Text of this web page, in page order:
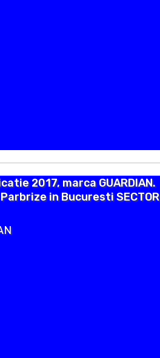
2017, marca GUARDIAN.
in Bucuresti SECTOR